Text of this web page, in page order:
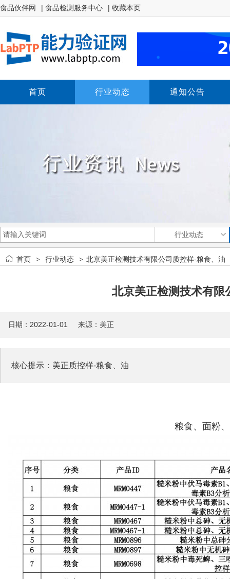
食品伙伴网 | 食品检测服务中心 | 收藏本页
首页 行业动态 通知公告
首页 > 行业动态 > 北京美正检测技术有限公司质控样-粮食、油
北京美正检测技术有限
日期：2022-01-01 来源：美正
核心提示：美正质控样-粮食、油
粮食、面粉